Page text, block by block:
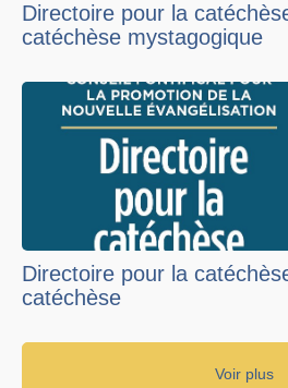
Directoire pour la
catéchèse mystagogique
Directoire pour la
catéchèse
Voir plus